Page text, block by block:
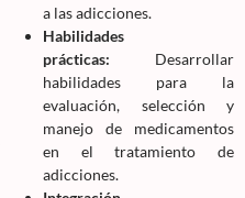
a las adicciones.
Habilidades
prácticas: Desarrollar
habilidades para la
evaluación, selección y
manejo de medicamentos
en el tratamiento de
adicciones.